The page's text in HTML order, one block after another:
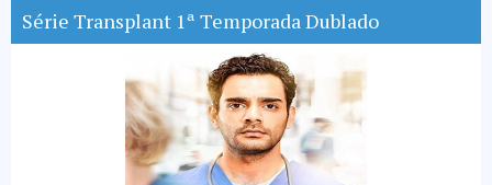
Série Transplant 1ª Temporada Dublado